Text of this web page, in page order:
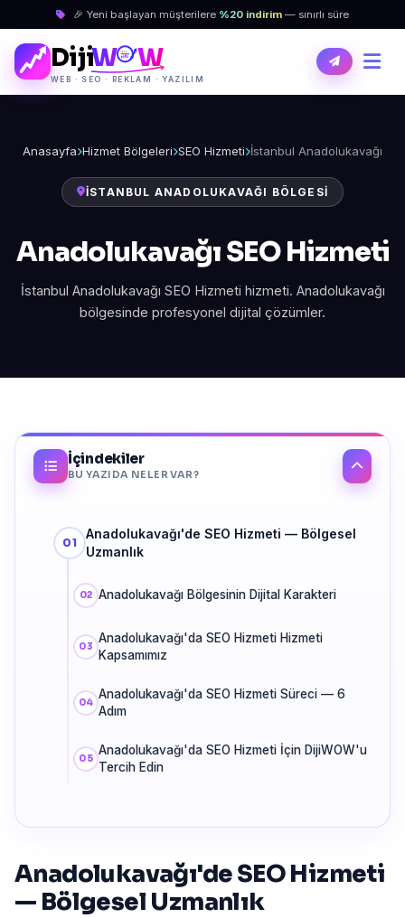
🎉 Yeni başlayan müşterilere %20 indirim — sınırlı süre
DijiW W
WEB · SEO · REKLAM · YAZILIM
Anasayfa Hizmet Bölgeleri SEO Hizmeti İstanbul Anadolukavağı
İSTANBUL ANADOLUKAVAĞI BÖLGESI
Anadolukavağı SEO Hizmeti
İstanbul Anadolukavağı SEO Hizmeti hizmeti. Anadolukavağı
bölgesinde profesyonel dijital çözümler.
İçindekiler
BU YAZIDA NELER VAR?
Anadolukavağı'de SEO Hizmeti — Bölgesel
Uzmanlık
Anadolukavağı Bölgesinin Dijital Karakteri
Anadolukavağı'da SEO Hizmeti Hizmeti
Kapsamımız
Anadolukavağı'da SEO Hizmeti Süreci — 6
Adım
Anadolukavağı'da SEO Hizmeti İçin DijiWOW'u
Tercih Edin
Anadolukavağı'de SEO Hizmeti
— Bölgesel Uzmanlık